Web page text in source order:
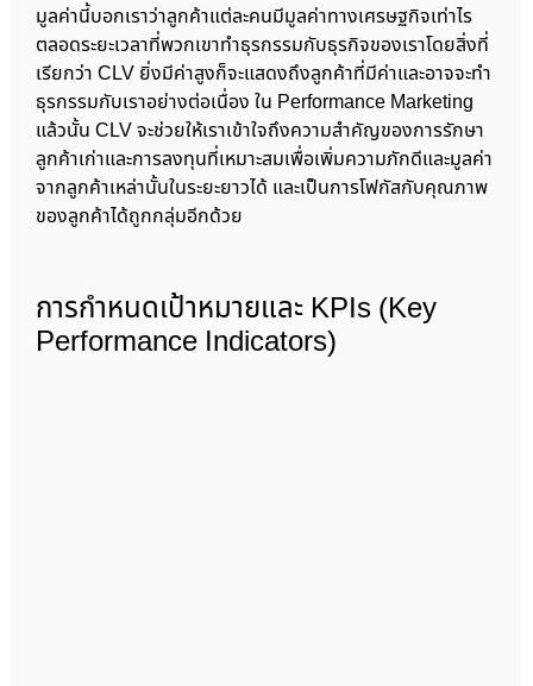
มูลค่านี้บอกเราว่าลูกค้าแต่ละคนมีมูลค่าทางเศรษฐกิจเท่าไร
ตลอดระยะเวลาที่พวกเขาทำธุรกรรมกับธุรกิจของเราโดยสิ่งที่
เรียกว่า CLV ยิ่งมีค่าสูงก็จะแสดงถึงลูกค้าที่มีค่าและอาจจะทำ
ธุรกรรมกับเราอย่างต่อเนื่อง ใน Performance Marketing
แล้วนั้น CLV จะช่วยให้เราเข้าใจถึงความสำคัญของการรักษา
ลูกค้าเก่าและการลงทุนที่เหมาะสมเพื่อเพิ่มความภักดีและมูลค่า
จากลูกค้าเหล่านั้นในระยะยาวได้ และเป็นการโฟกัสกับคุณภาพ
ของลูกค้าได้ถูกกลุ่มอีกด้วย
การกำหนดเป้าหมายและ KPIs (Key
Performance Indicators)